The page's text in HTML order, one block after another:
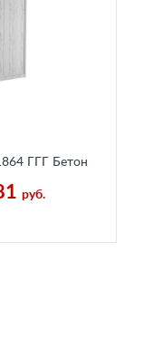
ГГГ Бетон
руб.